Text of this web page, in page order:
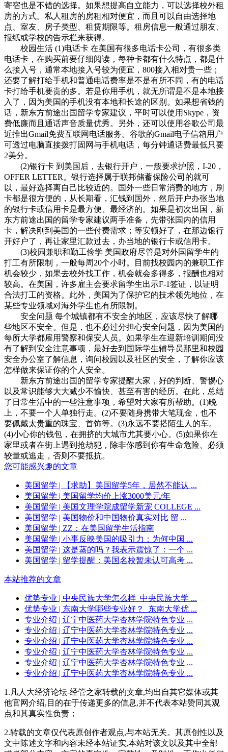
寄宿也是不错的选择。如果想提高自立能力，可以选择校外租
房的方式。私人租房的房租相对便宜，而且可以自由选择地
点、室友、房子类型、租赁期限等。租房信息一般通过朋友、
报纸或学校的告示栏来获得。
校园生活 (1)电话卡 在美国有很多电话卡公司，有很多类
电话卡，在购买前要仔细阅读，每种卡都有什么特点，都是什
么接入号，通常本地接入号较为便宜，800接入相对贵一些；
还要了解打给手机和普通电话费率是不是有所不同，有的电话
卡打给手机要贵的多。若是你用手机，就无所谓是不是本地接
入了，因为美国的手机没有本地和长途的区别。如果想省钱的
话，新东方前途出国留学专家建议，平时可以使用Skype，资
费低廉而且通话声音质量优秀。另外，还可以使用谷歌公司最
近推出Gmail免费互联网电话服务。谷歌的Gmail电子信箱用户
可透过电脑直接拨打固网与手机电话，每分钟通话费最低只要
2美分。
(2)银行卡 到美国后，去银行开户，一般要求护照，I-20，
OFFER LETTER。银行选择属于联邦储蓄保险公司的就可
以，最好选择离自己比较近的。国外一些日常消费的地方，刷
卡都是很方便的，从长期看，汇钱到国外，然后开户办张当地
的银行卡或信用卡是最方便、最经济的。如果是初次出国，新
东方前途出国的留学专家建议两手准备，先带张国内的信用
卡，解决刚到美国的一些付费需求；等安顿好了，在那边银行
开好户了，再让家里汇款过去，办当地的银行卡或信用卡。
(3)校园兼职和勤工俭学 美国政府尽管是对外国留学生的
打工有所限制，一般每周20个小时。目前找校园内的兼职工作
机会较少，如果去校外找工作，机会就会多得多，报酬也相对
较高。在美国，许多雇主会要求留学生出示F-1签证，以证明
合法打工的资格。此外，美国为了保护它的技术领先地位，在
某些专业领域对海外学生也有所限制。
安全问题 每个城镇都有不安全的地区，应该尽快了解哪
些地区不安全。但是，也不必过分担心安全问题，因为美国的
每所大学都雇用警察和保安人员。如果学生在迎新培训期间没
有了解到安全注意事项，最好去到国际学生辅导员那里和校园
安全办公室了解信息，询问校园以及社区的安全，了解你应该
怎样做来保证你的个人安全。
新东方前途出国的留学专家提醒大家，好的判断、警惕心
以及常识能够大大减少不愉快、甚至有害的经历。在此，总结
了日常生活中的一些注意事项，希望对大家有所帮助。(1)晚
上，不要一个人单独行走。(2)不要随身携带大笔现金，也不
要佩戴太贵重的珠宝、首饰等。(3)永远不要搭陌生人的车。
(4)小心你的钱包，在拥挤的大城市尤其要小心。(5)如果你在
家里或者在街上遇到抢劫犯，除非你感到你有生命危险、必须
较量或逃走，否则不要抵抗。
您可能感兴趣的文章
美国留学 | 【求助】美国留学5年，居然不能认 ...
美国留学 | 美国留学均价上涨3000美元/年
美国留学 | 美国文理学院成留学新宠 COLLEGE ...
美国留学 | 美国物价和中国物价真实对比 留 ...
美国留学 | ZZ：在美国留学生活指南
美国留学 | 小事反映美国的吸引力：为何中国 ...
美国留学 | 这是蒸的吗？我表示震惊了：一个 ...
美国留学 | 留学提醒：美国名校暂未认可高考 ...
本站推荐的文章
优势专业 | 中央民族大学怎么样_中央民族大学 ...
优势专业 | 东南大学哪些专业好？_东南大学优 ...
专业介绍 | 辽宁中医药大学杏林学院特色专业 ...
专业介绍 | 辽宁中医药大学杏林学院特色专业 ...
专业介绍 | 辽宁中医药大学杏林学院特色专业 ...
专业介绍 | 辽宁中医药大学杏林学院特色专业 ...
专业介绍 | 辽宁中医药大学杏林学院特色专业 ...
专业介绍 | 辽宁中医药大学杏林学院特色专业 ...
1.凡人大经济论坛-经管之家转载的文章,均出自其它媒体或其
他官网介绍,目的在于传递更多的信息,并不代表本站赞同其观
点和其真实性负责；
2.转载的文章仅代表原创作者观点,与本站无关。其原创性以及
文中陈述文字和内容未经本站证实,本站对该文以及其中全部